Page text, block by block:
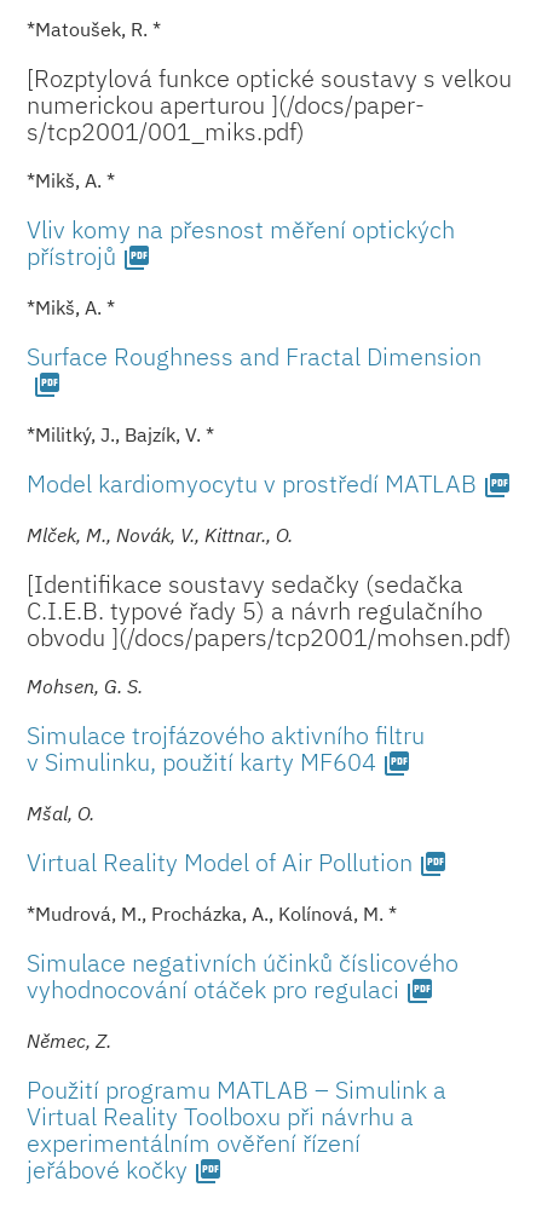
*Matoušek, R. *
[Rozptylová funkce optické soustavy s velkou
numerickou aperturou ](/docs/paper­
s/tcp2001/001_mik­s.pdf)
*Mikš, A. *
Vliv komy na přesnost měření optických
přístrojů picture_as_pdf
*Mikš, A. *
Surface Roughness and Fractal Dimension
picture_as_pdf
*Militký, J., Bajzík, V. *
Model kardiomyocytu v prostředí MATLAB picture_as_pdf
Mlček, M., Novák, V., Kittnar., O.
[Identifikace soustavy sedačky (sedačka
C.I.E.B. typové řady 5) a návrh regulačního
obvodu ](/docs/paper­s/tcp2001/moh­sen.pdf)
Mohsen, G. S.
Simulace trojfázového aktivního filtru
v Simulinku, použití karty MF604 picture_as_pdf
Mšal, O.
Virtual Reality Model of Air Pollution picture_as_pdf
*Mudrová, M., Procházka, A., Kolínová, M. *
Simulace negativních účinků číslicového
vyhodnocování otáček pro regulaci picture_as_pdf
Němec, Z.
Použití programu MATLAB – Simulink a
Virtual Reality Toolboxu při návrhu a
experimentálním ověření řízení
jeřábové kočky picture_as_pdf